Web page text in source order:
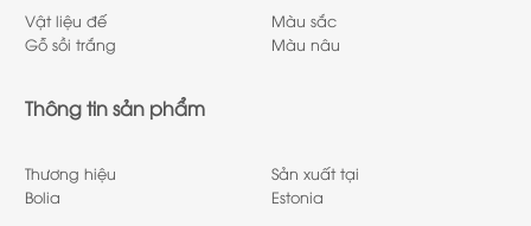
Vật liệu đế
Gỗ sồi trắng
Màu sắc
Màu nâu
Thông tin sản phẩm
Thương hiệu
Bolia
Sản xuất tại
Estonia